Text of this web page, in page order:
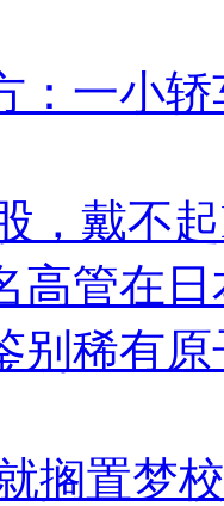
：一小
，戴不
高管在
别稀有
搁置梦